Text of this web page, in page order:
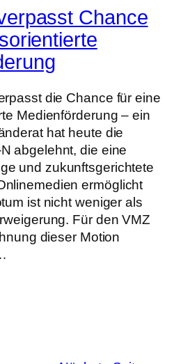
Chance
die Chance für eine
Medienförderung – ein
hat heute die
abgelehnt, die eine
und zukunftsgerichtete
ermöglicht
ist nicht weniger als
Für den VMZ
dieser Motion